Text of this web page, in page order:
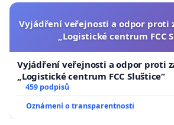
Vyjádření veřejnosti a odpor proti
„Logistické centrum FCC
Vyjádření veřejnosti a odpor proti
„Logistické centrum FCC Sluštice“
459 podpisů
Oznámení o transparentnosti